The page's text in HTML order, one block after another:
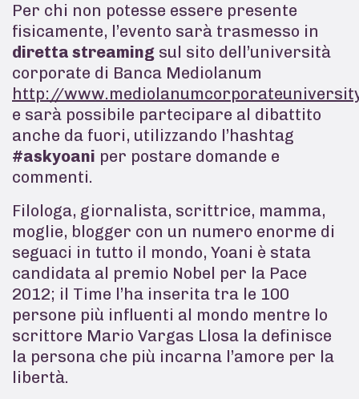
Per chi non potesse essere presente
fisicamente, l’evento sarà trasmesso in
diretta streaming sul sito dell’università
corporate di Banca Mediolanum
http://
e sarà possibile partecipare al dibattito
anche da fuori, utilizzando l’hashtag
#askyoani per postare domande e
commenti.
Filologa, giornalista, scrittrice, mamma,
moglie, blogger con un numero enorme di
seguaci in tutto il mondo, Yoani è stata
candidata al premio Nobel per la Pace
2012; il Time l’ha inserita tra le 100
persone più influenti al mondo mentre lo
scrittore Mario Vargas Llosa la definisce
la persona che più incarna l’amore per la
libertà.